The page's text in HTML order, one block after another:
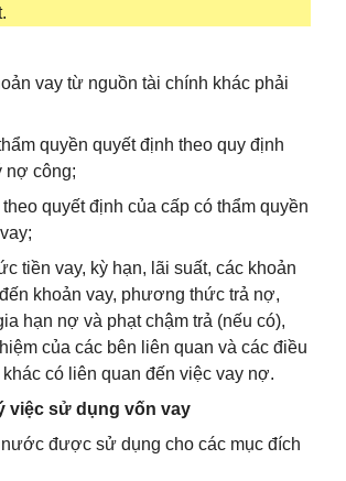
vay từ nguồn tài chính khác phải
quyền quyết định theo quy định
nợ công;
quyết định của cấp có thẩm quyền
tiền vay, kỳ hạn, lãi suất, các khoản
khoản vay, phương thức trả nợ,
hạn nợ và phạt chậm trả (nếu có),
của các bên liên quan và các điều
có liên quan đến việc vay nợ.
việc sử dụng vốn vay
nước được sử dụng cho các mục đích